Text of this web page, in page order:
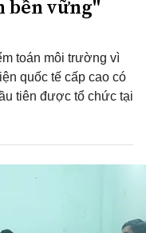
bền vững"
toán môi trường vì
quốc tế cấp cao có
tiên được tổ chức tại